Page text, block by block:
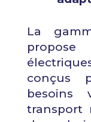
La
conçus
besoins
transport